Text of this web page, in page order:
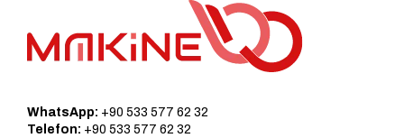
WhatsApp: +90 533 577 62 32
Telefon: +90 533 577 62 32